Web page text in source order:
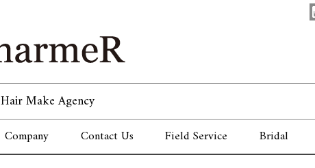
Hair Make Agency
Company Contact Us Field Service Bridal